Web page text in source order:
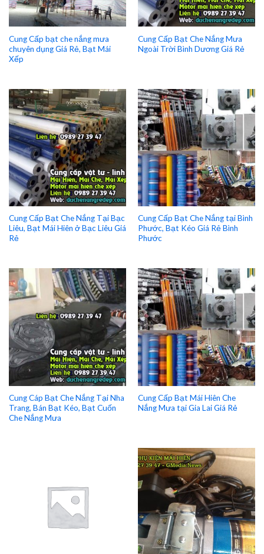
Cung Cấp bạt che nắng mưa
chuyên dụng Giá Rẻ, Bạt Mái
Xếp
Cung Cấp Bạt Che Nắng Mưa
Ngoài Trời Bình Dương Giá Rẻ
Cung Cấp Bạt Che Nắng Tại Bạc
Liêu, Bạt Mái Hiên ở Bạc Liêu Giá
Rẻ
Cung Cấp Bạt Che Nắng tại Bình
Phước, Bạt Kéo Giá Rẻ Bình
Phước
Cung Cáp Bạt Che Nắng Tại Nha
Trang, Bán Bạt Kéo, Bạt Cuốn
Che Nắng Mưa
Cung Cấp Bạt Mái Hiên Che
Nắng Mưa tại Gia Lai Giá Rẻ